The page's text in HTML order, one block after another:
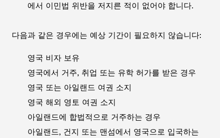
에서 이민법 위반을 저지른 적이 없어야 합니다.
다음과 같은 경우에는 예상 기간이 필요하지 않습니다:
영국 비자 보유
영국에서 거주, 취업 또는 유학 허가를 받은 경우
영국 또는 아일랜드 여권 소지
영국 해외 영토 여권 소지
아일랜드에 합법적으로 거주하는 경우
아일랜드, 건지 또는 맨섬에서 영국으로 입국하는